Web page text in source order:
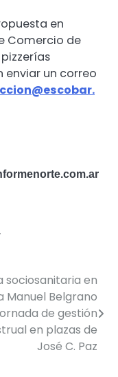
en
Comercio de
enviar un correo
sociosanitaria en
Manuel Belgrano
de gestión
en plazas de
José C. Paz